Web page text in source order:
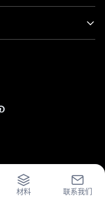
材料 联系我们